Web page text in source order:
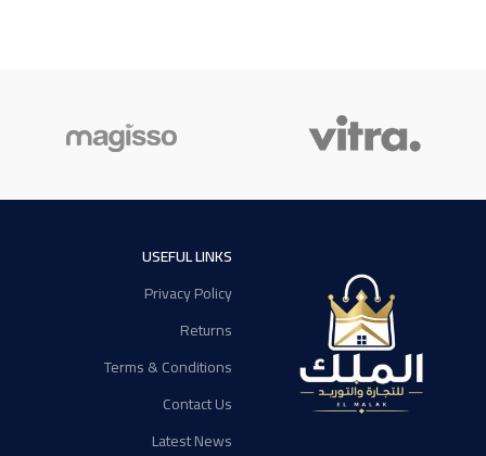
USEFUL LINKS
Privacy Policy
Returns
Terms & Conditions
Contact Us
Latest News